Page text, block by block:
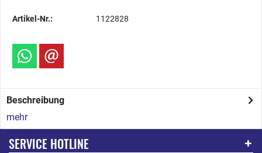
Artikel-Nr.: 1122828
Beschreibung
mehr
SERVICE HOTLINE